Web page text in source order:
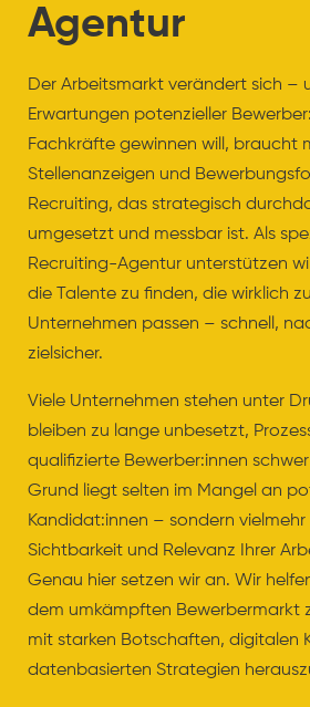
Agentur
Der Arbeitsmarkt verändert sich –
Erwartungen potenzieller
Fachkräfte gewinnen will, braucht
Stellenanzeigen und
Recruiting, das strategisch
umgesetzt und messbar ist. Als
Recruiting-Agentur unterstützen
die Talente zu finden, die wirklich
Unternehmen passen – schnell,
zielsicher.
Viele Unternehmen stehen unter
bleiben zu lange unbesetzt,
qualifizierte Bewerber:innen
Grund liegt selten im Mangel an
Kandidat:innen – sondern
Sichtbarkeit und Relevanz Ihrer
Genau hier setzen wir an. Wir
dem umkämpften Bewerbermarkt
mit starken Botschaften, digitalen
datenbasierten Strategien